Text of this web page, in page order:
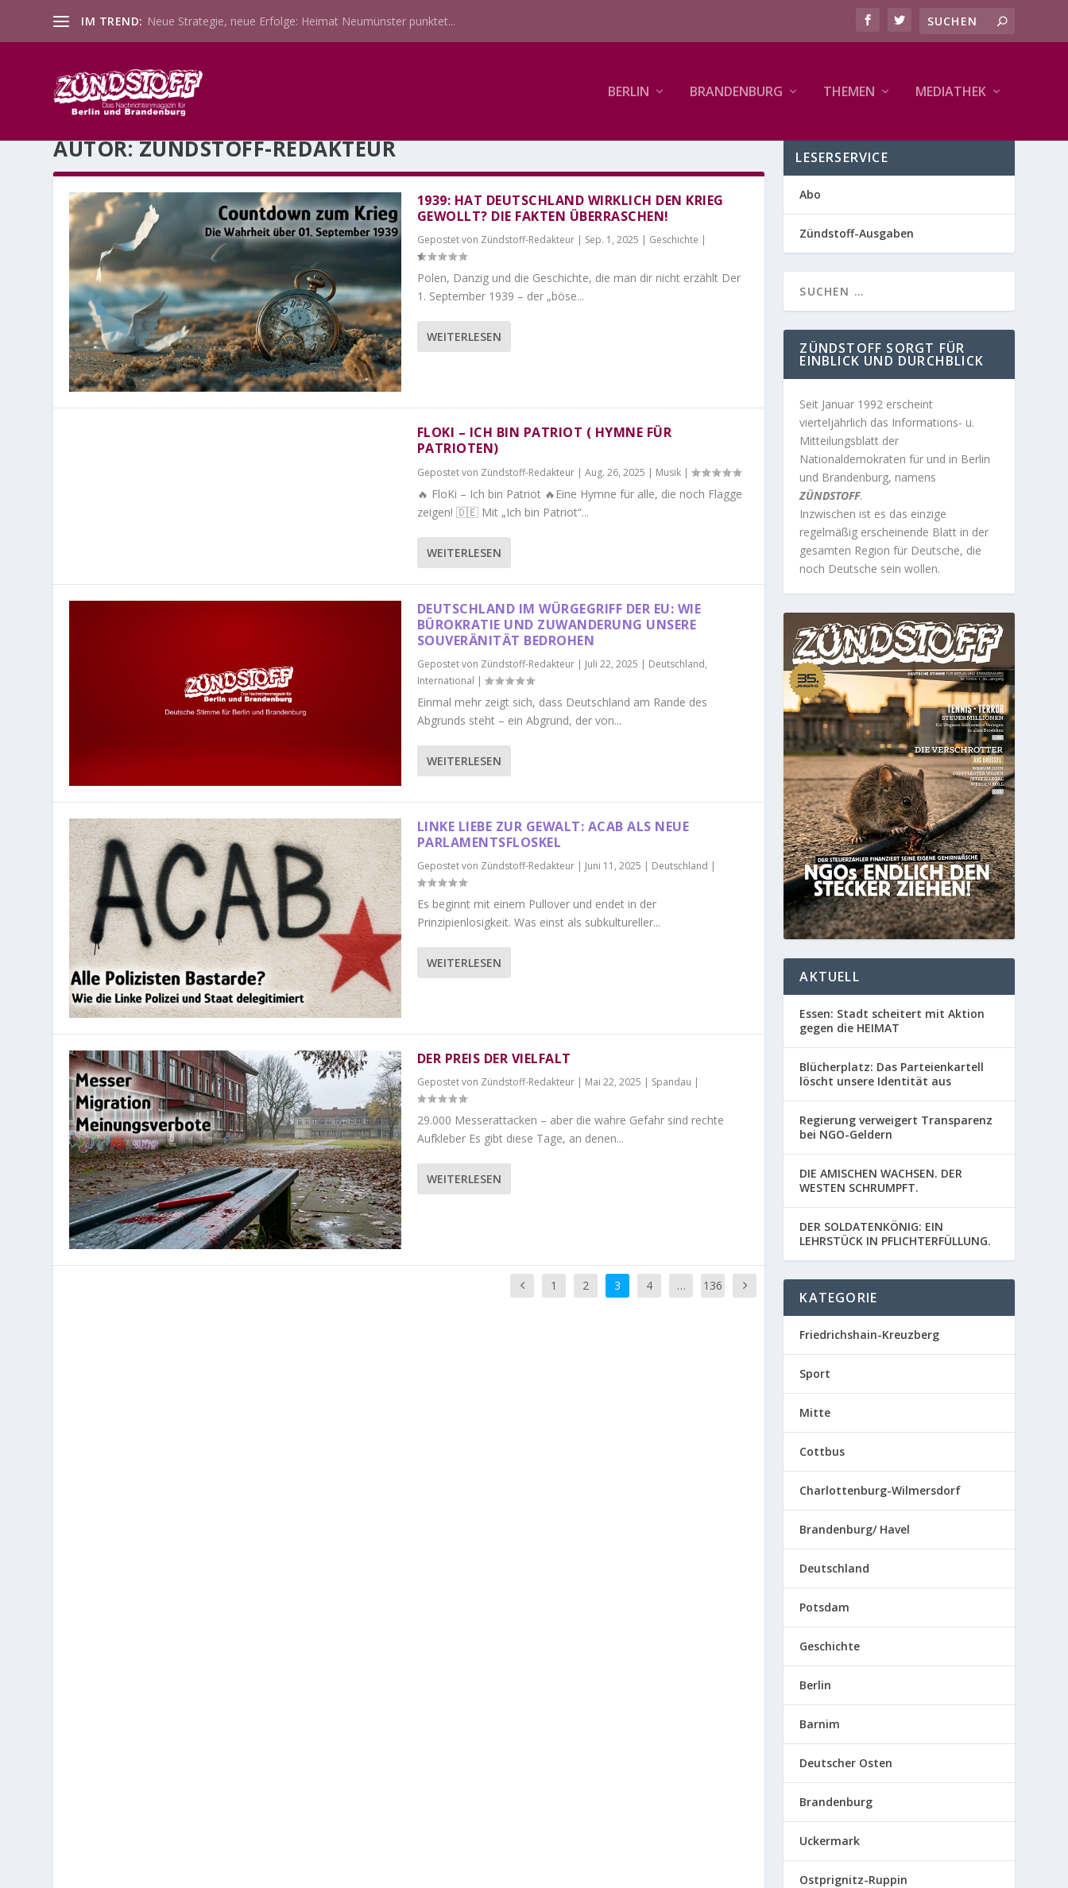
IM TREND: Neue Strategie, neue Erfolge: Heimat Neumünster punktet...
BERLIN BRANDENBURG THEMEN MEDIATHEK
AUTOR:ZÜNDSTOFF-REDAKTEUR
1939: HAT DEUTSCHLAND WIRKLICH DEN KRIEG
GEWOLLT? DIE FAKTEN ÜBERRASCHEN!
Gepostet von Zündstoff-Redakteur| Sep. 1, 2025 | Geschichte |
Polen, Danzig und die Geschichte, die man dir nicht erzählt Der
1. September 1939 – der „böse...
WEITERLESEN
FLOKI – ICH BIN PATRIOT ( HYMNE FÜR
PATRIOTEN)
Gepostet von Zündstoff-Redakteur| Aug. 26, 2025 | Musik|
🔥 FloKi – Ich bin Patriot 🔥Eine Hymne für alle, die noch Flagge
zeigen! 🇩🇪 Mit „Ich bin Patriot“...
WEITERLESEN
DEUTSCHLAND IM WÜRGEGRIFF DER EU: WIE
BÜROKRATIE UND ZUWANDERUNG UNSERE
SOUVERÄNITÄT BEDROHEN
Gepostet von Zündstoff-Redakteur| Juli 22, 2025 | Deutschland,
International |
Einmal mehr zeigt sich, dass Deutschland am Rande des
Abgrunds steht – ein Abgrund, der von...
WEITERLESEN
LINKE LIEBE ZUR GEWALT: ACAB ALS NEUE
PARLAMENTSFLOSKEL
Gepostet von Zündstoff-Redakteur| Juni 11, 2025 | Deutschland |
Es beginnt mit einem Pullover und endet in der
Prinzipienlosigkeit. Was einst als subkultureller...
WEITERLESEN
DER PREIS DER VIELFALT
Gepostet von Zündstoff-Redakteur| Mai 22, 2025 | Spandau |
29.000 Messerattacken – aber die wahre Gefahr sind rechte
Aufkleber Es gibt diese Tage, an denen...
WEITERLESEN
1 2 3 4 … 136
LESERSERVICE
Abo
Zündstoff-Ausgaben
ZÜNDSTOFF SORGT FÜR
EINBLICK UND DURCHBLICK
Seit Januar 1992 erscheint
vierteljährlich das Informations- u.
Mitteilungsblatt der
Nationaldemokraten für und in Berlin
und Brandenburg, namens
ZÜNDSTOFF.
Inzwischen ist es das einzige
regelmäßig erscheinende Blatt in der
gesamten Region für Deutsche, die
noch Deutsche sein wollen.
AKTUELL
Essen: Stadt scheitert mit Aktion
gegen die HEIMAT
Blücherplatz: Das Parteienkartell
löscht unsere Identität aus
Regierung verweigert Transparenz
bei NGO-Geldern
DIE AMISCHEN WACHSEN. DER
WESTEN SCHRUMPFT.
DER SOLDATENKÖNIG: EIN
LEHRSTÜCK IN PFLICHTERFÜLLUNG.
KATEGORIE
Friedrichshain-Kreuzberg
Sport
Mitte
Cottbus
Charlottenburg-Wilmersdorf
Brandenburg/ Havel
Deutschland
Potsdam
Geschichte
Berlin
Barnim
Deutscher Osten
Brandenburg
Uckermark
Ostprignitz-Ruppin